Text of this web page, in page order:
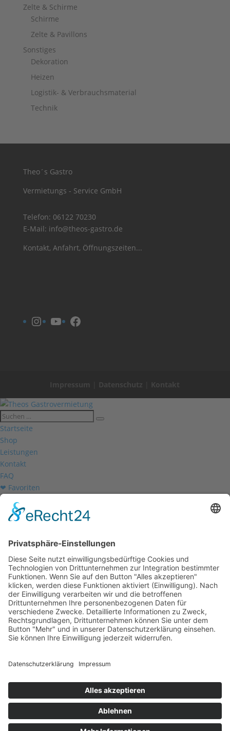
Zelte & Schirme
Schirme
Zelte & Pavillons
Sonstiges
Dekoration
Heizen
Logistik- & Verbrauchsmaterial
Technik
Theo´s Gastro
Vermietungs - Service GmbH
Telefon: 06122 70230
E-Mail: info@theos-gastro.de
Kontakt, Anfahrt, Öffnungszeiten...
Instagram
YouTubeFacebook
Impressum Datenschutz Kontakt
Startseite
Shop
Leistungen
Kontakt
FAQ
❤ Favoriten
Mein Konto
Betriebsferien
Wir befinden uns vom
19.12.2025 bis einschließlich 07.01.2026
in unseren Betriebsferien.
In dieser Zeit werden Anfragen
weiterhin bearbeitet, allerdings
kann es zu Verzögerungen bei der